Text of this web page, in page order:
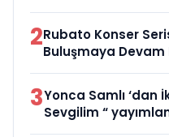
2Rubato Konser
Buluşmaya Devam
3Yonca Samlı ‘dan
Sevgilim “